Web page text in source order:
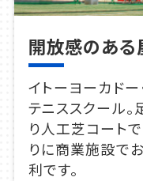
開放感のある
イトーヨーカド
テニススクール
り人工芝コート
りに商業施設で
利です。